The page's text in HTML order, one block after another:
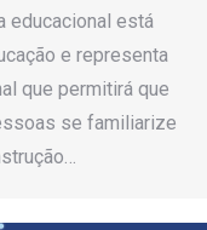
educacional está
e representa
que permitirá que
se familiarize